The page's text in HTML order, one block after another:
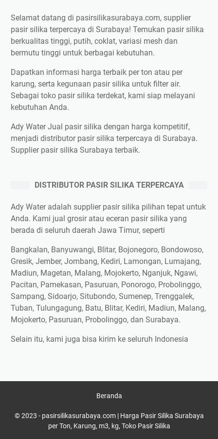
Selamat datang di pasirsilikasurabaya.com, supplier
pasir silika terpercaya di Surabaya! Temukan pasir silika
berkualitas tinggi, putih, coklat, variasi mesh dan
bermutu tinggi untuk berbagai kebutuhan.
Dapatkan informasi harga terbaik per ton atau per
karung, serta kegunaan pasir silika untuk filter air.
Sebagai toko pasir silika terdekat, kami siap melayani
kebutuhan Anda.
Ady Water Jual pasir silika dengan harga kompetitif,
menjadi distributor pasir silika terpercaya di Surabaya.
Supplier pasir silika Surabaya terbaik.
DISTRIBUTOR PASIR SILIKA TERPERCAYA
Ady Water adalah supplier pasir silika pilihan tepat untuk
Anda. Kami jual grosir atau eceran pasir silika yang
berada di seluruh daerah Jawa Timur, seperti
Bangkalan, Banyuwangi, Blitar, Bojonegoro, Bondowoso,
Gresik, Jember, Jombang, Kediri, Lamongan, Lumajang,
Madiun, Magetan, Malang, Mojokerto, Nganjuk, Ngawi,
Pacitan, Pamekasan, Pasuruan, Ponorogo, Probolinggo,
Sampang, Sidoarjo, Situbondo, Sumenep, Trenggalek,
Tuban, Tulungagung, Batu, Blitar, Kediri, Madiun, Malang,
Mojokerto, Pasuruan, Probolinggo, dan Surabaya.
Selain itu, kami juga bisa kirim ke seluruh Indonesia
Beranda
© 2023 - pasirsilikasurabaya.com | Harga Pasir Silika Surabaya
per Ton, Karung, m3, kg, Toko Pasir Silika